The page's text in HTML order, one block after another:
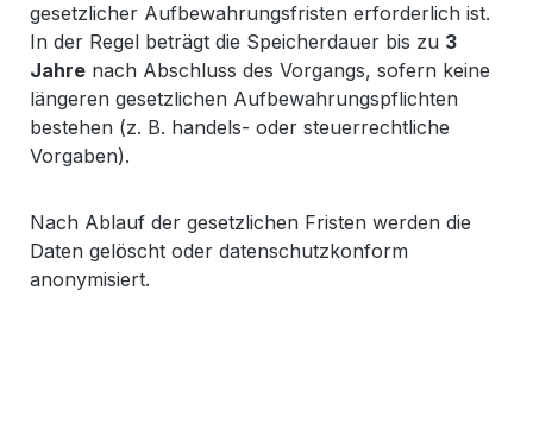
gesetzlicher Aufbewahrungsfristen erforderlich ist.
In der Regel beträgt die Speicherdauer bis zu 3
Jahre nach Abschluss des Vorgangs, sofern keine
längeren gesetzlichen Aufbewahrungspflichten
bestehen (z. B. handels- oder steuerrechtliche
Vorgaben).
Nach Ablauf der gesetzlichen Fristen werden die
Daten gelöscht oder datenschutzkonform
anonymisiert.